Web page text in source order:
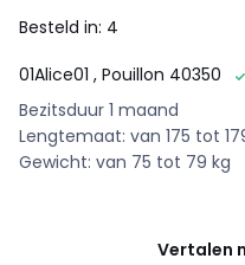
Besteld in: 4
01Alice01 , Pouillon 40350
Bezitsduur 1 maand
Lengtemaat: van 175 tot
Gewicht: van 75 tot 79 kg
Vertalen